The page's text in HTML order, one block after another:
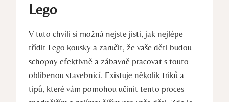
Lego
V tuto chvíli⁢ si možná nejste jisti, jak ⁣nejlépe
třídit Lego kousky a zaručit, že ⁢vaše děti ​budou‍
schopny efektivně a⁢ zábavně pracovat s touto
oblíbenou stavebnicí. Existuje několik triků a
‌tipů, ​které vám⁣ pomohou učinit tento​ proces